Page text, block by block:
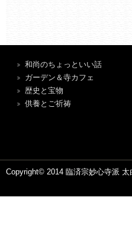
和尚のちょっといい話
ガーデン＆寺カフェ
歴史と宝物
供養とご祈祷
Copyright© 2014 臨済宗妙心寺派